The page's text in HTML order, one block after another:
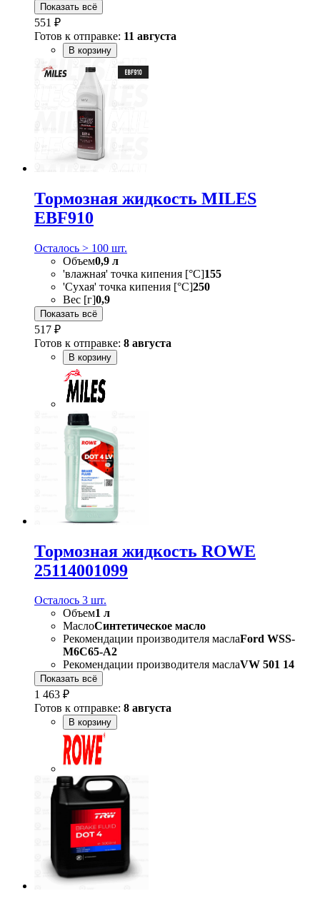
Показать всё
551 ₽
Готов к отправке: 11 августа
В корзину
Тормозная жидкость MILES
EBF910
Осталось > 100 шт.
Объем0,9 л
'влажная' точка кипения [°C]155
'Сухая' точка кипения [°C]250
Вес [г]0,9
Показать всё
517 ₽
Готов к отправке: 8 августа
В корзину
Тормозная жидкость ROWE
25114001099
Осталось 3 шт.
Объем1 л
МаслоСинтетическое масло
Рекомендации производителя маслаFord WSS-
M6C65-A2
Рекомендации производителя маслаVW 501 14
Показать всё
1 463 ₽
Готов к отправке: 8 августа
В корзину